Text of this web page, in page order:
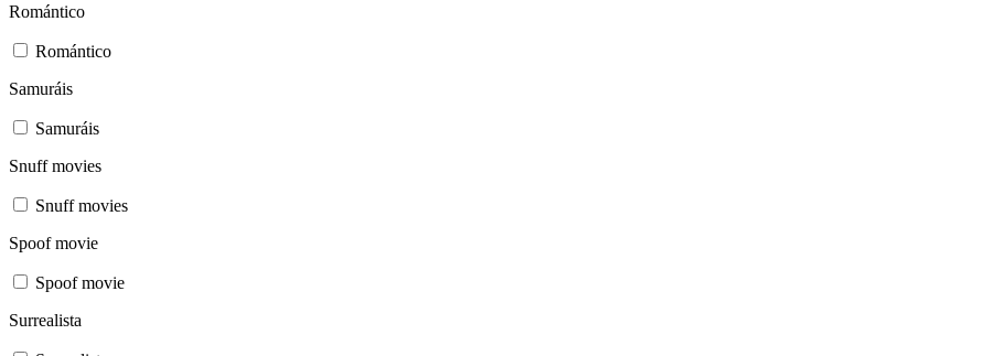
Romántico
Romántico
Samuráis
Samuráis
Snuff movies
Snuff movies
Spoof movie
Spoof movie
Surrealista